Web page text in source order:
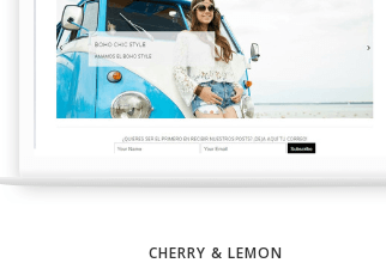
CHERRY & LEMON